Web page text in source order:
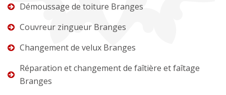
Démoussage de toiture Branges
Couvreur zingueur Branges
Changement de velux Branges
Réparation et changement de faîtière et faîtage
Branges